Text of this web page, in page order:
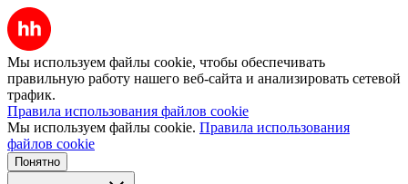
Мы используем файлы cookie, чтобы обеспечивать
правильную работу нашего веб-сайта и анализировать сетевой
трафик.
Правила использования файлов cookie
Мы используем файлы cookie. Правила использования
файлов cookie
Понятно